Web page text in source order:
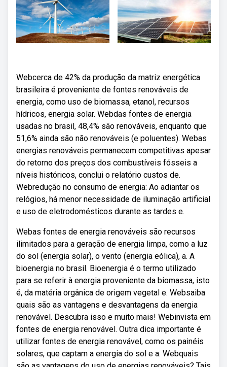
Webcerca de 42% da produção da matriz energética
brasileira é proveniente de fontes renováveis de
energia, como uso de biomassa, etanol, recursos
hídricos, energia solar. Webdas fontes de energia
usadas no brasil, 48,4% são renováveis, enquanto que
51,6% ainda são não renováveis (e poluentes). Webas
energias renováveis permanecem competitivas apesar
do retorno dos preços dos combustíveis fósseis a
níveis históricos, conclui o relatório custos de.
Webredução no consumo de energia: Ao adiantar os
relógios, há menor necessidade de iluminação artificial
e uso de eletrodomésticos durante as tardes e.
Webas fontes de energia renováveis são recursos
ilimitados para a geração de energia limpa, como a luz
do sol (energia solar), o vento (energia eólica), a. A
bioenergia no brasil. Bioenergia é o termo utilizado
para se referir à energia proveniente da biomassa, isto
é, da matéria orgânica de origem vegetal e. Websaiba
quais são as vantagens e desvantagens da energia
renovável. Descubra isso e muito mais! Webinvista em
fontes de energia renovável. Outra dica importante é
utilizar fontes de energia renovável, como os painéis
solares, que captam a energia do sol e a. Webquais